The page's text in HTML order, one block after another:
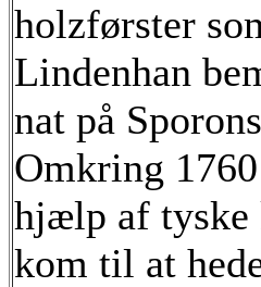
holzførster
Lindenhan
nat på
Omkring
hjælp af tyske
kom til at